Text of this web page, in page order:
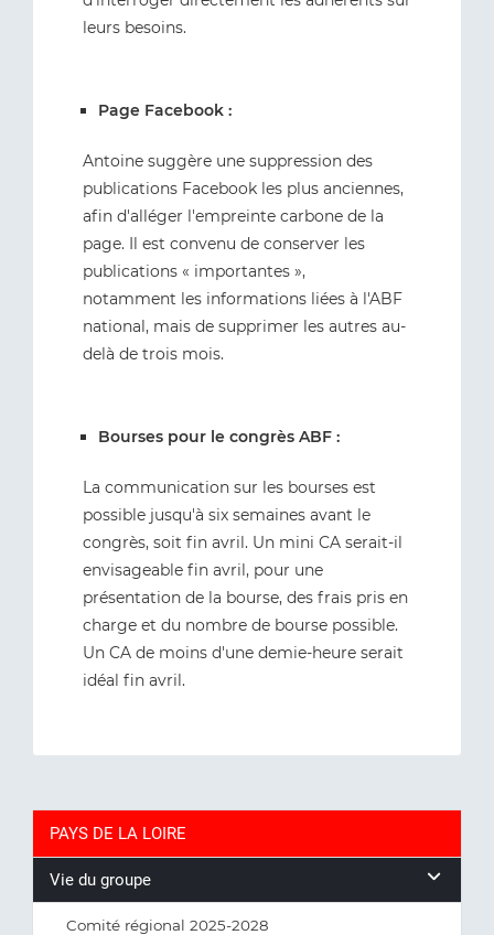
leurs besoins.
Page Facebook :
Antoine suggère une suppression des
publications Facebook les plus anciennes,
afin d'alléger l'empreinte carbone de la
page. Il est convenu de conserver les
publications « importantes »,
notamment les informations liées à l'ABF
national, mais de supprimer les autres au-
delà de trois mois.
Bourses pour le congrès ABF :
La communication sur les bourses est
possible jusqu'à six semaines avant le
congrès, soit fin avril. Un mini CA serait-il
envisageable fin avril, pour une
présentation de la bourse, des frais pris en
charge et du nombre de bourse possible.
Un CA de moins d'une demie-heure serait
idéal fin avril.
PAYS DE LA LOIRE
Vie du groupe
Comité régional 2025-2028